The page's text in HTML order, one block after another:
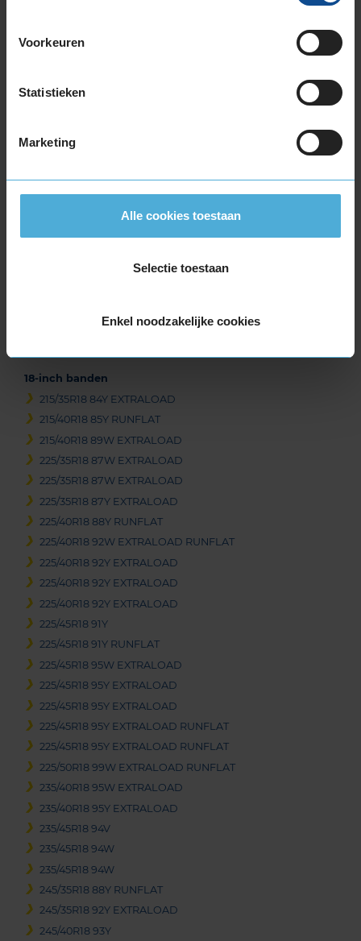
Voorkeuren
Statistieken
Marketing
Alle cookies toestaan
Selectie toestaan
Enkel noodzakelijke cookies
215/50R17 95W EXTRALOAD
225/45R17 91W
225/45R17 91Y
18-inch banden
215/35R18 84Y EXTRALOAD
215/40R18 85Y RUNFLAT
215/40R18 89W EXTRALOAD
225/35R18 87W EXTRALOAD
225/35R18 87W EXTRALOAD
225/35R18 87Y EXTRALOAD
225/40R18 88Y RUNFLAT
225/40R18 92W EXTRALOAD RUNFLAT
225/40R18 92Y EXTRALOAD
225/40R18 92Y EXTRALOAD
225/40R18 92Y EXTRALOAD
225/45R18 91Y
225/45R18 91Y RUNFLAT
225/45R18 95W EXTRALOAD
225/45R18 95Y EXTRALOAD
225/45R18 95Y EXTRALOAD
225/45R18 95Y EXTRALOAD RUNFLAT
225/45R18 95Y EXTRALOAD RUNFLAT
225/50R18 99W EXTRALOAD RUNFLAT
235/40R18 95W EXTRALOAD
235/40R18 95Y EXTRALOAD
235/45R18 94V
235/45R18 94W
235/45R18 94W
245/35R18 88Y RUNFLAT
245/35R18 92Y EXTRALOAD
245/40R18 93Y